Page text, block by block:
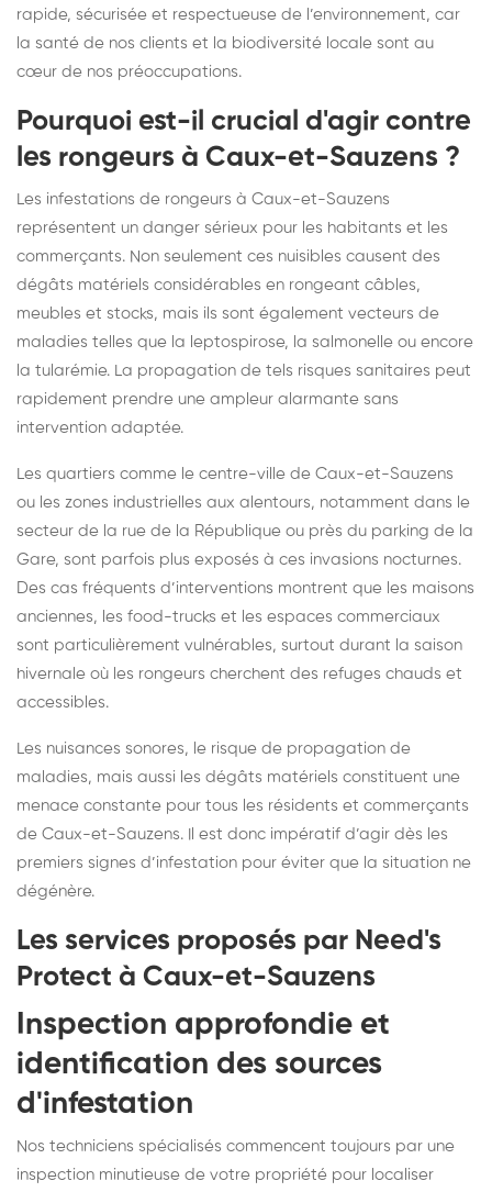
rapide, sécurisée et respectueuse de l’environnement, car
la santé de nos clients et la biodiversité locale sont au
cœur de nos préoccupations.
Pourquoi est-il crucial d'agir contre
les rongeurs à Caux-et-Sauzens ?
Les infestations de rongeurs à Caux-et-Sauzens
représentent un danger sérieux pour les habitants et les
commerçants. Non seulement ces nuisibles causent des
dégâts matériels considérables en rongeant câbles,
meubles et stocks, mais ils sont également vecteurs de
maladies telles que la leptospirose, la salmonelle ou encore
la tularémie. La propagation de tels risques sanitaires peut
rapidement prendre une ampleur alarmante sans
intervention adaptée.
Les quartiers comme le centre-ville de Caux-et-Sauzens
ou les zones industrielles aux alentours, notamment dans le
secteur de la rue de la République ou près du parking de la
Gare, sont parfois plus exposés à ces invasions nocturnes.
Des cas fréquents d’interventions montrent que les maisons
anciennes, les food-trucks et les espaces commerciaux
sont particulièrement vulnérables, surtout durant la saison
hivernale où les rongeurs cherchent des refuges chauds et
accessibles.
Les nuisances sonores, le risque de propagation de
maladies, mais aussi les dégâts matériels constituent une
menace constante pour tous les résidents et commerçants
de Caux-et-Sauzens. Il est donc impératif d’agir dès les
premiers signes d’infestation pour éviter que la situation ne
dégénère.
Les services proposés par Need's
Protect à Caux-et-Sauzens
Inspection approfondie et
identification des sources
d'infestation
Nos techniciens spécialisés commencent toujours par une
inspection minutieuse de votre propriété pour localiser